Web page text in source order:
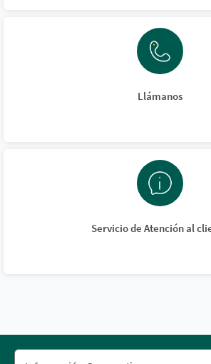
Llámanos
Servicio de Atención al